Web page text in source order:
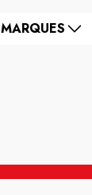
MARQUES